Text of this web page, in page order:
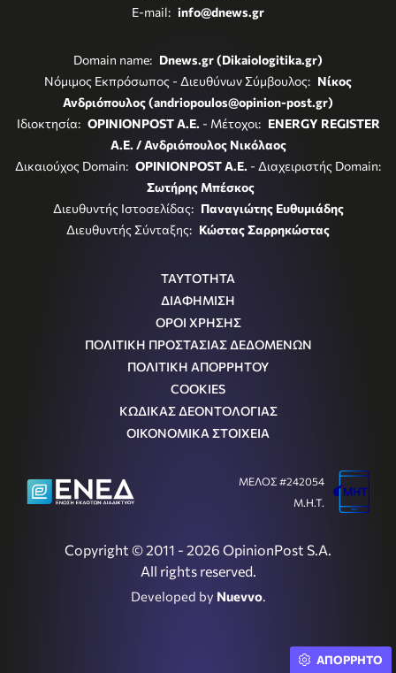
E-mail: info@dnews.gr
Domain name: Dnews.gr (Dikaiologitika.gr)
Νόμιμος Εκπρόσωπος - Διευθύνων Σύμβουλος: Νίκος
Ανδριόπουλος (andriopoulos@opinion-post.gr)
Ιδιοκτησία: OPINIONPOST A.E. - Μέτοχοι: ENERGY REGISTER
Α.Ε. / Ανδριόπουλος Νικόλαος
Δικαιούχος Domain: OPINIONPOST A.E. - Διαχειριστής Domain:
Σωτήρης Μπέσκος
Διευθυντής Ιστοσελίδας: Παναγιώτης Ευθυμιάδης
Διευθυντής Σύνταξης: Κώστας Σαρρηκώστας
ΤΑΥΤΟΤΗΤΑ
ΔΙΑΦΗΜΙΣΗ
ΟΡΟΙ ΧΡΗΣΗΣ
ΠΟΛΙΤΙΚΗ ΠΡΟΣΤΑΣΙΑΣ ΔΕΔΟΜΕΝΩΝ
ΠΟΛΙΤΙΚΗ ΑΠΟΡΡΗΤΟΥ
COOKIES
ΚΩΔΙΚΑΣ ΔΕΟΝΤΟΛΟΓΙΑΣ
ΟΙΚΟΝΟΜΙΚΑ ΣΤΟΙΧΕΙΑ
Copyright © 2011 - 2026 OpinionPost S.A.
All rights reserved.
Developed by Nuevvo.
ΜΕΛΟΣ #242054
Μ.Η.Τ.
ΑΠΟΡΡΗΤΟ